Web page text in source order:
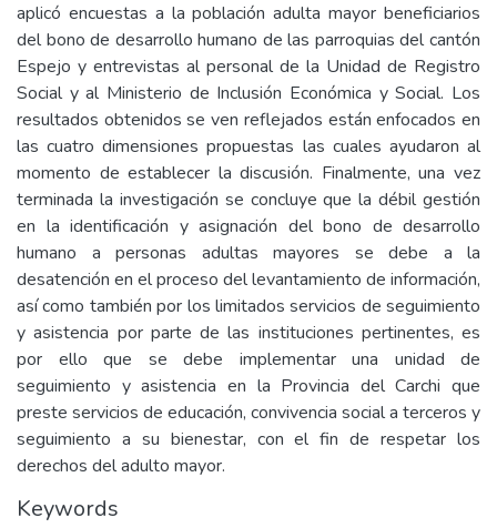
aplicó encuestas a la población adulta mayor beneficiarios
del bono de desarrollo humano de las parroquias del cantón
Espejo y entrevistas al personal de la Unidad de Registro
Social y al Ministerio de Inclusión Económica y Social. Los
resultados obtenidos se ven reflejados están enfocados en
las cuatro dimensiones propuestas las cuales ayudaron al
momento de establecer la discusión. Finalmente, una vez
terminada la investigación se concluye que la débil gestión
en la identificación y asignación del bono de desarrollo
humano a personas adultas mayores se debe a la
desatención en el proceso del levantamiento de información,
así como también por los limitados servicios de seguimiento
y asistencia por parte de las instituciones pertinentes, es
por ello que se debe implementar una unidad de
seguimiento y asistencia en la Provincia del Carchi que
preste servicios de educación, convivencia social a terceros y
seguimiento a su bienestar, con el fin de respetar los
derechos del adulto mayor.
Keywords